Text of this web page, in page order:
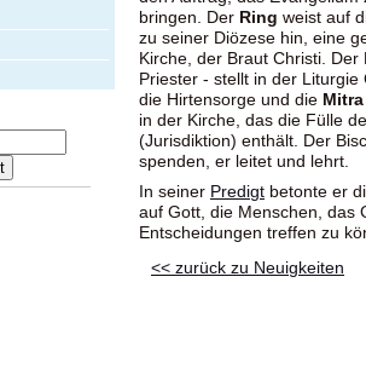
bringen. Der Ring weist auf
zu seiner Diözese hin, eine
Kirche, der Braut Christi.
Priester - stellt in der
die Hirtensorge und die
in der Kirche, das die Fülle
(Jurisdiktion) enthält. Der
spenden, er leitet und lehrt.
In seiner Predigt betonte er
auf Gott, die Menschen, das
Entscheidungen treffen zu
<< zurück zu Neuigkeiten